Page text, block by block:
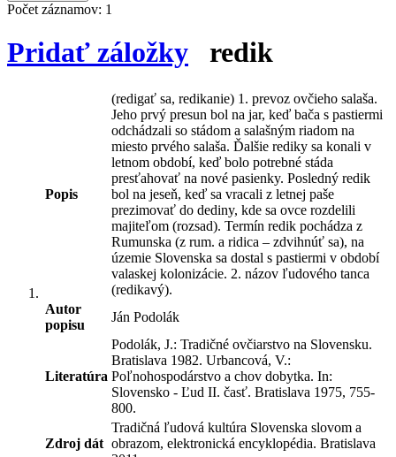
Počet záznamov: 1
Pridať záložky redik
Popis
(redigať sa, redikanie) 1. prevoz ovčieho salaša.
Jeho prvý presun bol na jar, keď bača s pastiermi
odchádzali so stádom a salašným riadom na
miesto prvého salaša. Ďalšie rediky sa konali v
letnom období, keď bolo potrebné stáda
presťahovať na nové pasienky. Posledný redik
bol na jeseň, keď sa vracali z letnej paše
prezimovať do dediny, kde sa ovce rozdelili
majiteľom (rozsad). Termín redik pochádza z
Rumunska (z rum. a ridica – zdvihnúť sa), na
územie Slovenska sa dostal s pastiermi v období
valaskej kolonizácie. 2. názov ľudového tanca
(redikavý).
Autor
popisu
Ján Podolák
Literatúra
Podolák, J.: Tradičné ovčiarstvo na Slovensku.
Bratislava 1982. Urbancová, V.:
Poľnohospodárstvo a chov dobytka. In:
Slovensko - Ľud II. časť. Bratislava 1975, 755-
800.
Zdroj dát
Tradičná ľudová kultúra Slovenska slovom a
obrazom, elektronická encyklopédia. Bratislava